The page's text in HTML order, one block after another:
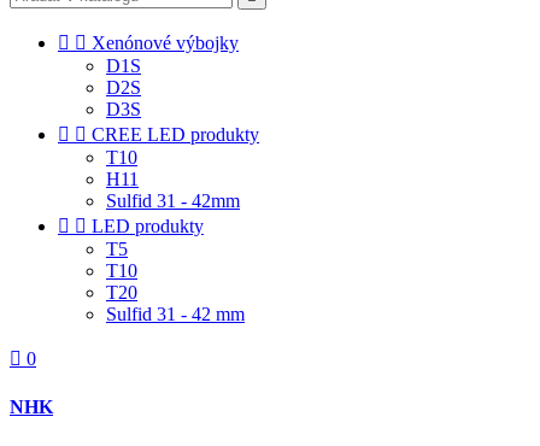
  Xenónové výbojky
D1S
D2S
D3S
  CREE LED produkty
T10
H11
Sulfid 31 - 42mm
  LED produkty
T5
T10
T20
Sulfid 31 - 42 mm
 0
NHK